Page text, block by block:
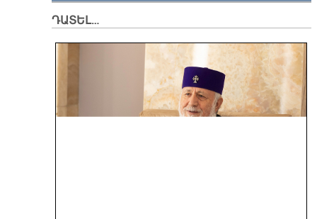
ԴԱՏԵԼ…